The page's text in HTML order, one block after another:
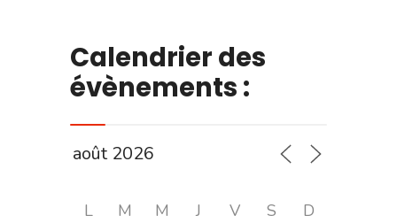
Calendrier des
évènements :
L M M J V S D